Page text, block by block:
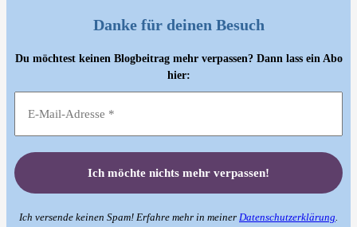
Danke für deinen Besuch
Du möchtest keinen Blogbeitrag mehr verpassen? Dann lass ein Abo
hier:
Ich versende keinen Spam! Erfahre mehr in meiner Datenschutzerklärung